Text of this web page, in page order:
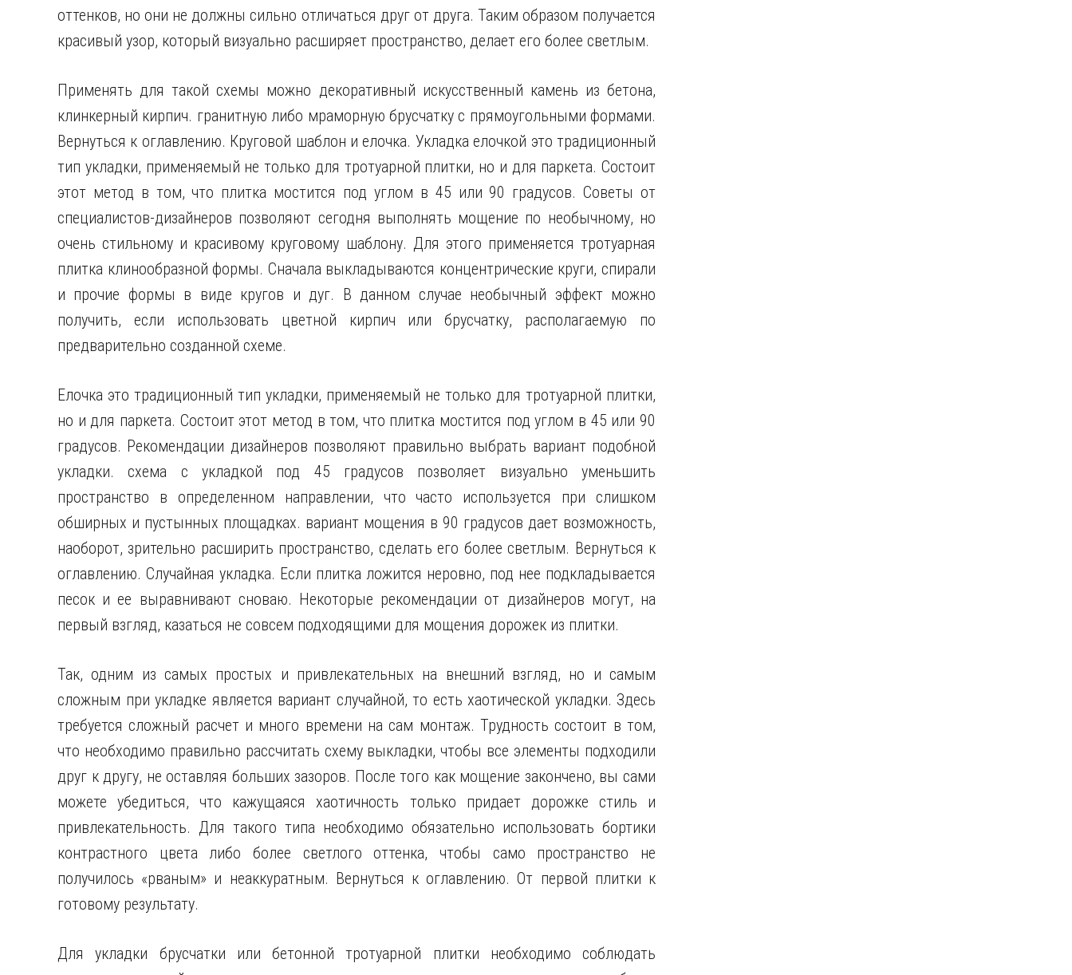
оттенков, но они не должны сильно отличаться друг от друга. Таким образом получается
красивый узор, который визуально расширяет пространство, делает его более светлым.
Применять для такой схемы можно декоративный искусственный камень из бетона,
клинкерный кирпич. гранитную либо мраморную брусчатку с прямоугольными формами.
Вернуться к оглавлению. Круговой шаблон и елочка. Укладка елочкой это традиционный
тип укладки, применяемый не только для тротуарной плитки, но и для паркета. Состоит
этот метод в том, что плитка мостится под углом в 45 или 90 градусов. Советы от
специалистов-дизайнеров позволяют сегодня выполнять мощение по необычному, но
очень стильному и красивому круговому шаблону. Для этого применяется тротуарная
плитка клинообразной формы. Сначала выкладываются концентрические круги, спирали
и прочие формы в виде кругов и дуг. В данном случае необычный эффект можно
получить, если использовать цветной кирпич или брусчатку, располагаемую по
предварительно созданной схеме.
Елочка это традиционный тип укладки, применяемый не только для тротуарной плитки,
но и для паркета. Состоит этот метод в том, что плитка мостится под углом в 45 или 90
градусов. Рекомендации дизайнеров позволяют правильно выбрать вариант подобной
укладки. схема с укладкой под 45 градусов позволяет визуально уменьшить
пространство в определенном направлении, что часто используется при слишком
обширных и пустынных площадках. вариант мощения в 90 градусов дает возможность,
наоборот, зрительно расширить пространство, сделать его более светлым. Вернуться к
оглавлению. Случайная укладка. Если плитка ложится неровно, под нее подкладывается
песок и ее выравнивают сноваю. Некоторые рекомендации от дизайнеров могут, на
первый взгляд, казаться не совсем подходящими для мощения дорожек из плитки.
Так, одним из самых простых и привлекательных на внешний взгляд, но и самым
сложным при укладке является вариант случайной, то есть хаотической укладки. Здесь
требуется сложный расчет и много времени на сам монтаж. Трудность состоит в том,
что необходимо правильно рассчитать схему выкладки, чтобы все элементы подходили
друг к другу, не оставляя больших зазоров. После того как мощение закончено, вы сами
можете убедиться, что кажущаяся хаотичность только придает дорожке стиль и
привлекательность. Для такого типа необходимо обязательно использовать бортики
контрастного цвета либо более светлого оттенка, чтобы само пространство не
получилось «рваным» и неаккуратным. Вернуться к оглавлению. От первой плитки к
готовому результату.
Для укладки брусчатки или бетонной тротуарной плитки необходимо соблюдать